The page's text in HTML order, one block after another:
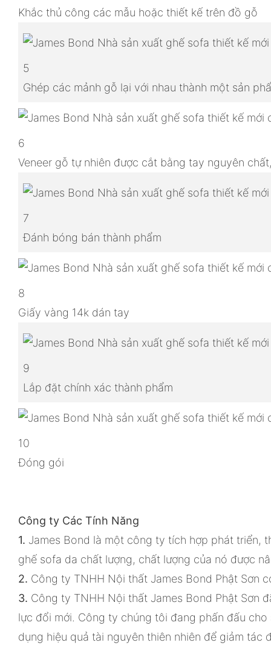
Khắc thủ công các mẫu hoặc thiết kế trên đồ gỗ
5
Ghép các mảnh gỗ lại với nhau thành một sản
6
Veneer gỗ tự nhiên được cắt bằng tay nguyên
7
Đánh bóng bán thành phẩm
8
Giấy vàng 14k dán tay
9
Lắp đặt chính xác thành phẩm
10
Đóng gói
Công ty Các Tính Năng
1. James Bond là một công ty tích hợp phát triển,
ghế sofa da chất lượng, chất lượng của nó được
2. Công ty TNHH Nội thất James Bond Phật Sơn
3. Công ty TNHH Nội thất James Bond Phật Sơn
lực đổi mới. Công ty chúng tôi đang phấn đấu
dụng hiệu quả tài nguyên thiên nhiên để giảm tác